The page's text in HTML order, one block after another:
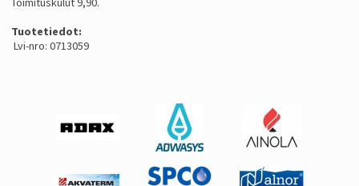
Tuotetiedot:
Lvi-nro: 0713059